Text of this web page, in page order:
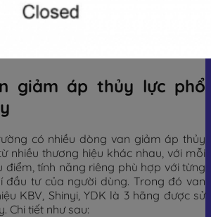
giảm áp thủy lực phổ
có nhiều dòng van giảm áp thủy
nhiều thương hiệu khác nhau, với mỗi
điểm, tính năng riêng phù hợp với từng
đầu tư của người dùng. Trong đó van
KBV, Shinyi, YDK là 3 hãng được sử
Chi tiết như sau: